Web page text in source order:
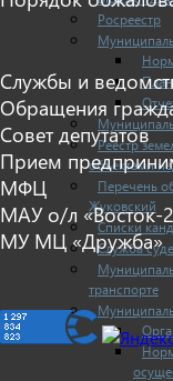
Росреестр
Реестр
объектами
Перечень
Жуковский
Списки
Служба
транспорте
Службы и
Обращения
Совет депутатов
Прием
МФЦ
МАУ о/л «Восток-
МУ МЦ «Дружба»